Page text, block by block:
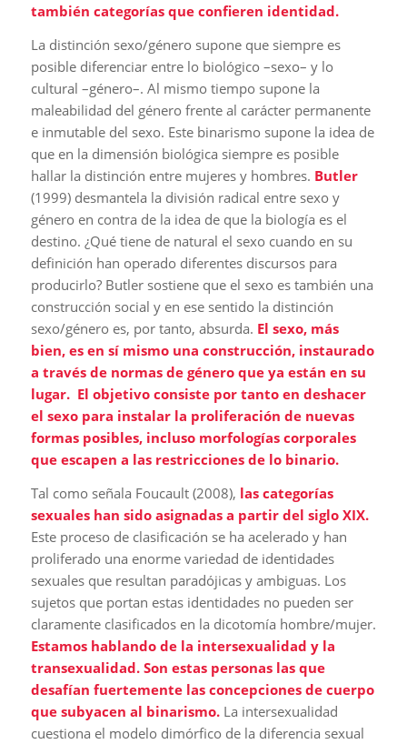
también categorías que confieren identidad.
La distinción sexo/género supone que siempre es
posible diferenciar entre lo biológico –sexo– y lo
cultural –género–. Al mismo tiempo supone la
maleabilidad del género frente al carácter permanente
e inmutable del sexo. Este binarismo supone la idea de
que en la dimensión biológica siempre es posible
hallar la distinción entre mujeres y hombres. Butler
(1999) desmantela la división radical entre sexo y
género en contra de la idea de que la biología es el
destino. ¿Qué tiene de natural el sexo cuando en su
definición han operado diferentes discursos para
producirlo? Butler sostiene que el sexo es también una
construcción social y en ese sentido la distinción
sexo/género es, por tanto, absurda. El sexo, más
bien, es en sí mismo una construcción, instaurado
a través de normas de género que ya están en su
lugar. El objetivo consiste por tanto en deshacer
el sexo para instalar la proliferación de nuevas
formas posibles, incluso morfologías corporales
que escapen a las restricciones de lo binario.
Tal como señala Foucault (2008), las categorías
sexuales han sido asignadas a partir del siglo XIX.
Este proceso de clasificación se ha acelerado y han
proliferado una enorme variedad de identidades
sexuales que resultan paradójicas y ambiguas. Los
sujetos que portan estas identidades no pueden ser
claramente clasificados en la dicotomía hombre/mujer.
Estamos hablando de la intersexualidad y la
transexualidad. Son estas personas las que
desafían fuertemente las concepciones de cuerpo
que subyacen al binarismo.La intersexualidad
cuestiona el modelo dimórfico de la diferencia sexual